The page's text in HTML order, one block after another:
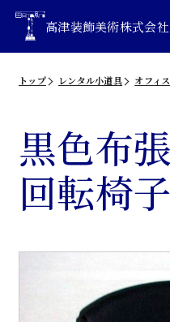
高津装飾美術株式会社
トップ レンタル小道具 オフィ
黒色布
回転椅子